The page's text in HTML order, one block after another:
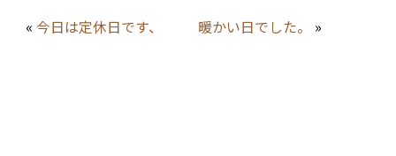
« 今日は定休日です、 暖かい日でした。 »